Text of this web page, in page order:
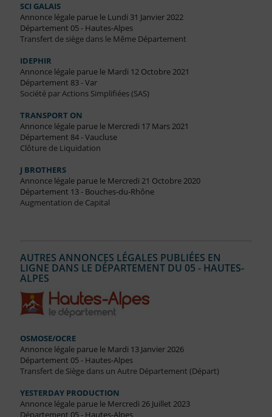
SCI GALAIS
Annonce légale parue le Lundi 31 Janvier 2022
Département 05 - Hautes-Alpes
Transfert de siège dans le Même Département
IDEPHIR
Annonce légale parue le Mardi 12 Octobre 2021
Département 83 - Var
Société par Actions Simplifiées (SAS)
TRANSPORT ON
Annonce légale parue le Mercredi 17 Mars 2021
Département 84 - Vaucluse
Clôture de Liquidation
J BROTHERS
Annonce légale parue le Mercredi 21 Octobre 2020
Département 13 - Bouches-du-Rhône
Augmentation de Capital
AUTRES ANNONCES LÉGALES PUBLIÉES EN
LIGNE DANS LE DÉPARTEMENT DU 05 - HAUTES-
ALPES
OSMOSE/OCRE
Annonce légale parue le Mardi 13 Janvier 2026
Département 05 - Hautes-Alpes
Transfert de Siège dans un Autre Département (Départ)
YESTERDAY PRODUCTION
Annonce légale parue le Mercredi 26 Juillet 2023
Département 05 - Hautes-Alpes